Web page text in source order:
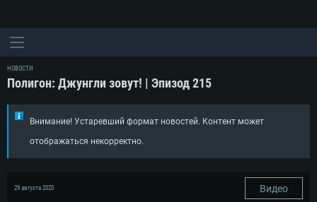
НОВОСТИ
Полигон: Джунгли зовут! | Эпизод 215
Внимание! Устаревший формат новостей. Контент может
отображаться некорректно.
29 августа 2020 Видео